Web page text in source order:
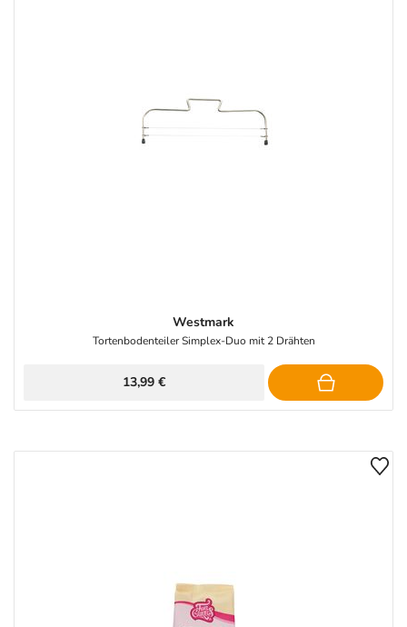
Westmark
Tortenbodenteiler Simplex-Duo mit 2 Drähten
13,99 €